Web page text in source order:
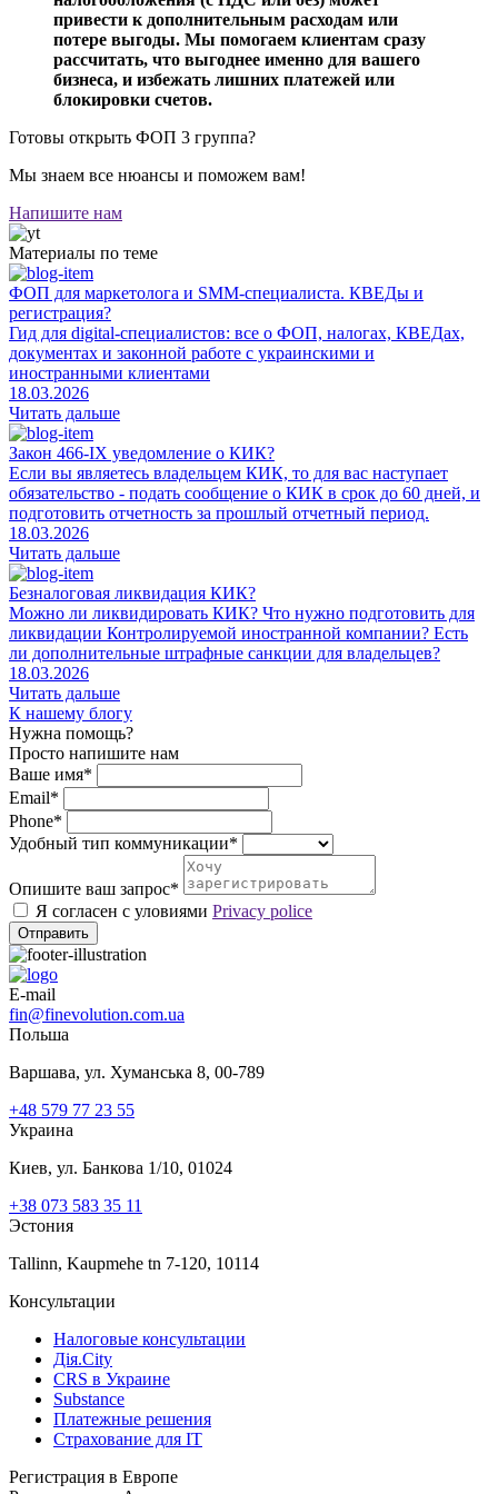
привести к дополнительным расходам или
потере выгоды. Мы помогаем клиентам сразу
рассчитать, что выгоднее именно для вашего
бизнеса, и избежать лишних платежей или
блокировки счетов.
Готовы открыть ФОП 3 группа?
Мы знаем все нюансы и поможем вам!
Напишите нам
Материалы по теме
ФОП для маркетолога и SMM-специалиста. КВЕДы и
регистрация?
Гид для digital-специалистов: все о ФОП, налогах, КВЕДах,
документах и законной работе с украинскими и
иностранными клиентами
18.03.2026
Читать дальше
Закон 466-IX уведомление о КИК?
Если вы являетесь владельцем КИК, то для вас наступает
обязательство - подать сообщение о КИК в срок до 60 дней, и
подготовить отчетность за прошлый отчетный период.
18.03.2026
Читать дальше
Безналоговая ликвидация КИК?
Можно ли ликвидировать КИК? Что нужно подготовить для
ликвидации Контролируемой иностранной компании? Есть
ли дополнительные штрафные санкции для владельцев?
18.03.2026
Читать дальше
К нашему блогу
Нужна помощь?
Просто напишите нам
Ваше имя*
Email*
Phone*
Удобный тип коммуникации*
Опишите ваш запрос*
Я согласен с уловиями Privacy police
Отправить
E-mail
fin@finevolution.com.ua
Польша
Варшава, ул. Хуманська 8, 00-789
+48 579 77 23 55
Украина
Киев, ул. Банкова 1/10, 01024
+38 073 583 35 11
Эстония
Tallinn, Kaupmehe tn 7-120, 10114
Консультации
Налоговые консультации
Дія.Сity
CRS в Украине
Substance
Платежные решения
Страхование для IT
Регистрация в Европе